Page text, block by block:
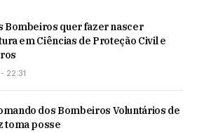
Bombeiros quer fazer nascer
em Ciências de Proteção Civil e
22:31
dos Bombeiros Voluntários de
toma posse